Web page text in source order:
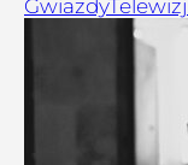
Gwiazdy